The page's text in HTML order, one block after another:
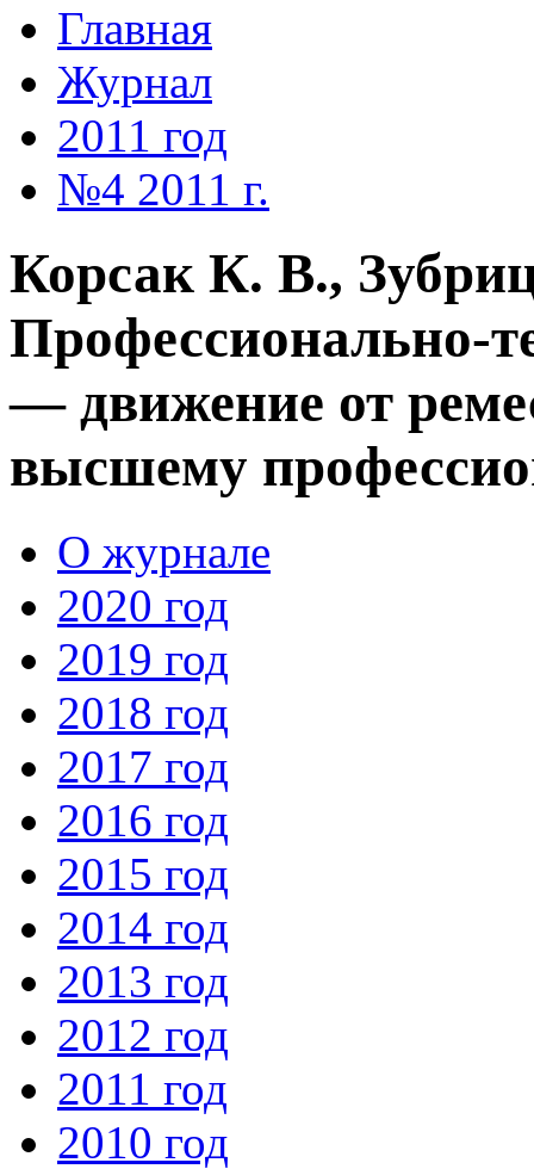
Главная
Журнал
2011 год
№4 2011 г.
Корсак К. В.,
Профессионально-
— движение от
высшему
О журнале
2020 год
2019 год
2018 год
2017 год
2016 год
2015 год
2014 год
2013 год
2012 год
2011 год
2010 год